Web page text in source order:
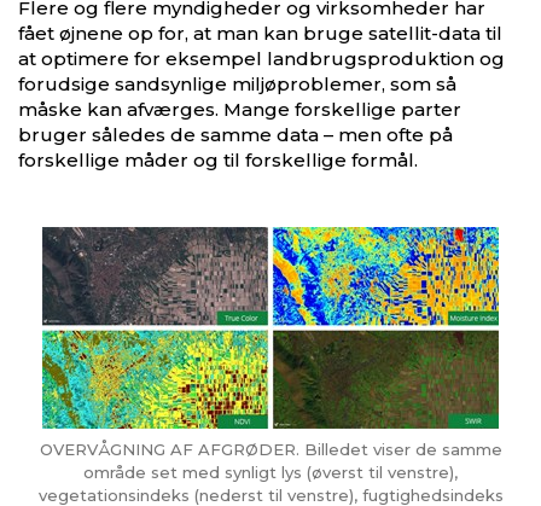
Flere og flere myndigheder og virksomheder har
fået øjnene op for, at man kan bruge satellit-data til
at optimere for eksempel landbrugsproduktion og
forudsige sandsynlige miljøproblemer, som så
måske kan afværges. Mange forskellige parter
bruger således de samme data – men ofte på
forskellige måder og til forskellige formål.
OVERVÅGNING AF AFGRØDER. Billedet viser de samme
område set med synligt lys (øverst til venstre),
vegetationsindeks (nederst til venstre), fugtighedsindeks